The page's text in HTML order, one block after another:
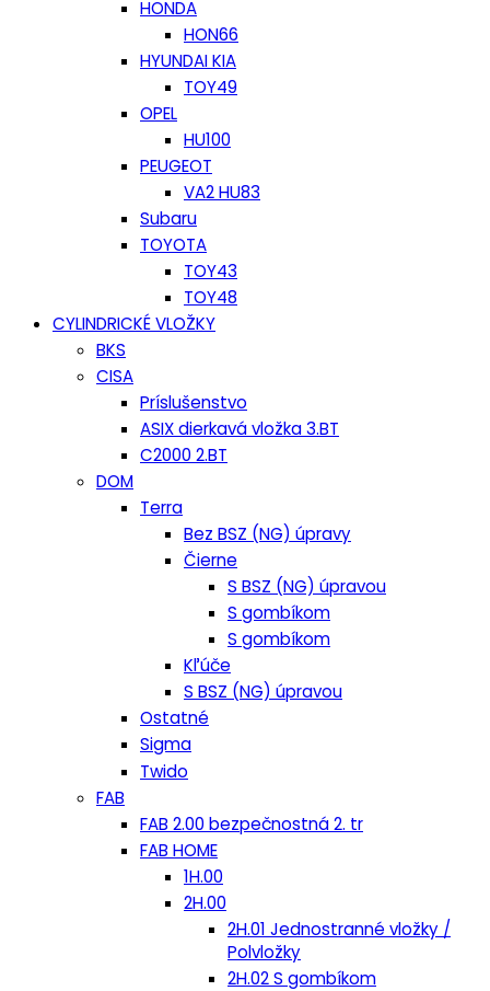
HONDA
HON66
HYUNDAI KIA
TOY49
OPEL
HU100
PEUGEOT
VA2 HU83
Subaru
TOYOTA
TOY43
TOY48
CYLINDRICKÉ VLOŽKY
BKS
CISA
Príslušenstvo
ASIX dierkavá vložka 3.BT
C2000 2.BT
DOM
Terra
Bez BSZ (NG) úpravy
Čierne
S BSZ (NG) úpravou
S gombíkom
S gombíkom
Kľúče
S BSZ (NG) úpravou
Ostatné
Sigma
Twido
FAB
FAB 2.00 bezpečnostná 2. tr
FAB HOME
1H.00
2H.00
2H.01 Jednostranné vložky /
Polvložky
2H.02 S gombíkom